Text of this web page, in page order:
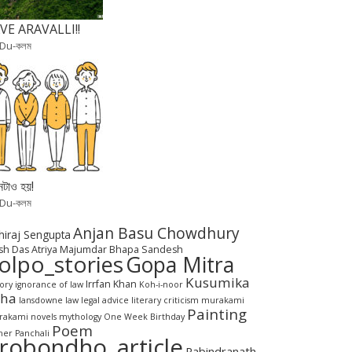
ARAVALLI!!
কলম
হয়!
কলম
Sengupta Anjan Basu Chowdhury
DasAtriya Majumdar Bhapa Sandesh
Gopa Mitra
ignorance of law Irrfan Khan Koh-i-noor Kusumika
lansdowne law legal advice literary criticism murakami
novels mythology One Week Birthday Painting
Panchali Poem